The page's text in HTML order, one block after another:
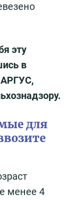
эту
в
АРГУС,
для
менее 4